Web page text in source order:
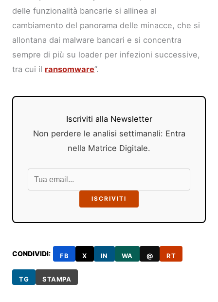
delle funzionalità bancarie si allinea al
cambiamento del panorama delle minacce, che si
allontana dai malware bancari e si concentra
sempre di più su loader per infezioni successive,
tra cui il ransomware”.
Iscriviti alla Newsletter
Non perdere le analisi settimanali: Entra
nella Matrice Digitale.
ISCRIVITI
CONDIVIDI: FB X IN WA @ RT
TG STAMPA